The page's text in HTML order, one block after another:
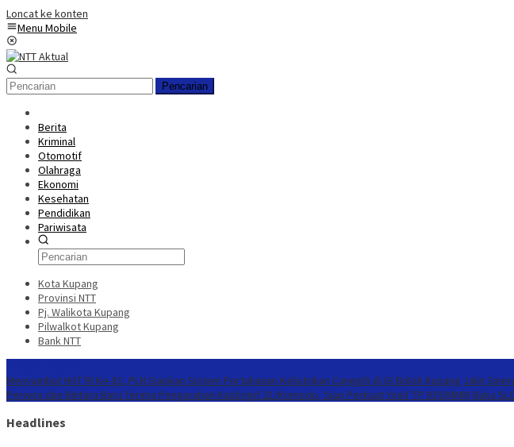
Loncat ke konten
Menu Mobile
Pencarian
Berita
Kriminal
Otomotif
Olahraga
Ekonomi
Kesehatan
Pendidikan
Pariwisata
Kota Kupang
Provinsi NTT
Pj. Walikota Kupang
Pilwalkot Kupang
Bank NTT
Menyambut HUT RI Ke-81, PLN Siapkan Sistem Pertahanan Kelistrikan Canggih di GI Bolok Kupang Jalin
Perwira dan Bintara Baru Terima Pengarahan Kasbrigif 21/Komodo, Siap Perkuat Yonif TP 939/MMM Buka
Headlines